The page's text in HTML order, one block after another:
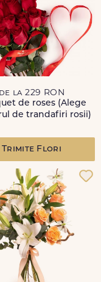
de la 229 RON
de roses (Alege
de trandafiri rosii)
Trimite Flori